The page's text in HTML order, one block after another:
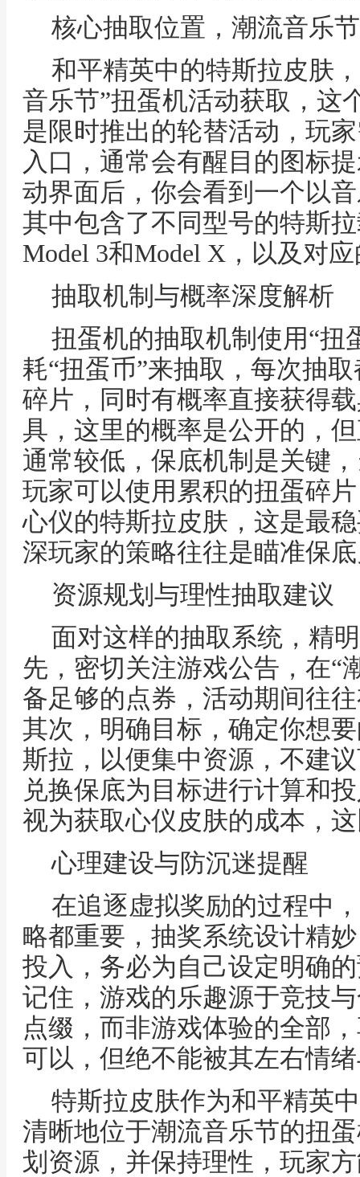
核心抽取位置，潮流音乐
和平精英中的特斯拉皮肤
音乐节”扭蛋机活动获取，这
是限时推出的轮替活动，玩
入口，通常会有醒目的图标
动界面后，你会看到一个以
其中包含了不同型号的特斯
Model 3和Model X，以及对
抽取机制与概率深度解析
扭蛋机的抽取机制使用“扭
耗“扭蛋币”来抽取，每次抽
碎片，同时有概率直接获得
具，这里的概率是公开的，
通常较低，保底机制是关键
玩家可以使用累积的扭蛋碎
心仪的特斯拉皮肤，这是最
深玩家的策略往往是瞄准保
资源规划与理性抽取建议
面对这样的抽取系统，精
先，密切关注游戏公告，在“
备足够的点券，活动期间往
其次，明确目标，确定你想
斯拉，以便集中资源，不建
兑换保底为目标进行计算和
视为获取心仪皮肤的成本，
心理建设与防沉迷提醒
在追逐虚拟奖励的过程中
略都重要，抽奖系统设计精
投入，务必为自己设定明确
记住，游戏的乐趣源于竞技
点缀，而非游戏体验的全部
可以，但绝不能被其左右情
特斯拉皮肤作为和平精英
清晰地位于潮流音乐节的扭
划资源，并保持理性，玩家